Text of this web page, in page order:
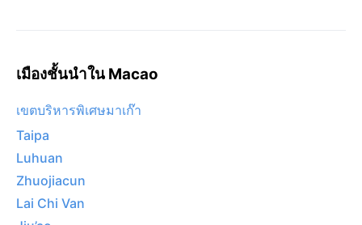
เมืองชั้นนำใน Macao
เขตบริหารพิเศษมาเก๊า
Taipa
Luhuan
Zhuojiacun
Lai Chi Van